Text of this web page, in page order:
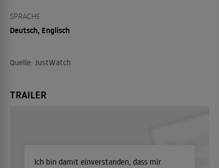
SPRACHE
Deutsch, Englisch
Quelle: JustWatch
TRAILER
Ich bin damit einverstanden, dass mir